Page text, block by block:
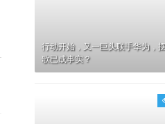
行动开始，又一巨头联手华为，
歌已成事实？